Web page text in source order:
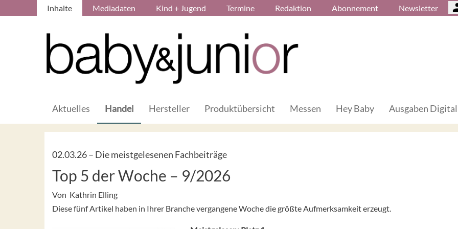
Inhalte Mediadaten Kind + Jugend Termine Redaktion Abonnement Newsletter
Aktuelles Handel Hersteller Produktübersicht Messen Hey Baby Ausgaben Digital
02.03.26 – Die meistgelesenen Fachbeiträge
Top 5 der Woche – 9/2026
Von Kathrin Elling
Diese fünf Artikel haben in Ihrer Branche vergangene Woche die größte Aufmerksamkeit erzeugt.